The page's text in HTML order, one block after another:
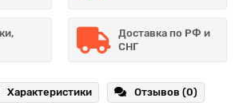
Доставка по РФ и
СНГ
Характеристики Отзывов (0)